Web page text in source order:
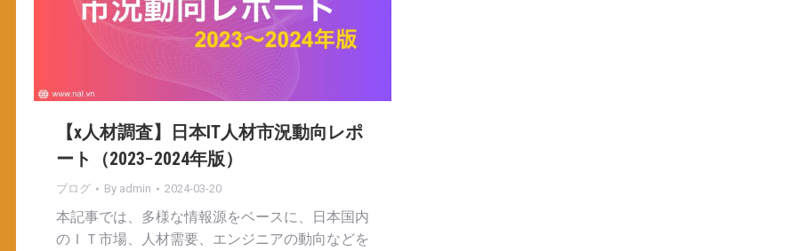
【x人材調査】日本IT人材市況動向レポ
ート（2023−2024年版）
ブログ By admin 2024-03-20
本記事では、多様な情報源をベースに、日本国内
のＩＴ市場、人材需要、エンジニアの動向などを